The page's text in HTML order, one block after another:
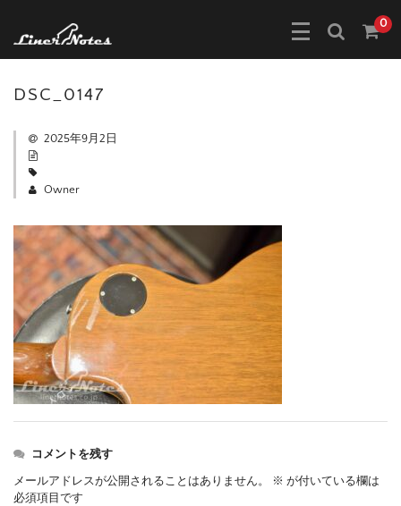
0
DSC_0147
2025年9月2日
Owner
コメントを残す
メールアドレスが公開されることはありません。 ※ が付いている欄は
必須項目です